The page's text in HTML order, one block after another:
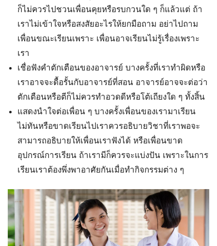
ก็ไม่ควรไปชวนเพื่อนคุยหรือรบกวนใด ๆ ก็แล้วแต่ ถ้า
เราไม่เข้าใจหรือสงสัยอะไรให้ยกมือถาม อย่าไปถาม
เพื่อนขณะเรียนเพราะ เพื่อนอาจเรียนไม่รู้เรื่องเพราะ
เรา
เชื่อฟังคำตักเตือนของอาจารย์ บางครั้งที่เราทำผิดหรือ
เราอาจจะดื้อรั้นกับอาจารย์ที่สอน อาจารย์อาจจะต่อว่า
ตักเตือนหรือตีก็ไม่ควรทำอวดดีหรือโต้เถียงใด ๆ ทั้งสิ้น
แสดงนำใจต่อเพื่อน ๆ บางครั้งเพื่อนของเรามาเรียน
ไม่ทันหรือขาดเรียนไปเราควรอธิบายวิชาที่เราพอจะ
สามารถอธิบายให้เพื่อนเราฟังได้ หรือเพื่อนขาด
อุปกรณ์การเรียน ถ้าเรามีก็ควรจะแบ่งปัน เพราะในการ
เรียนเราต้องพึ่งพาอาศัยกันเมื่อทำกิจกรรมต่าง ๆ